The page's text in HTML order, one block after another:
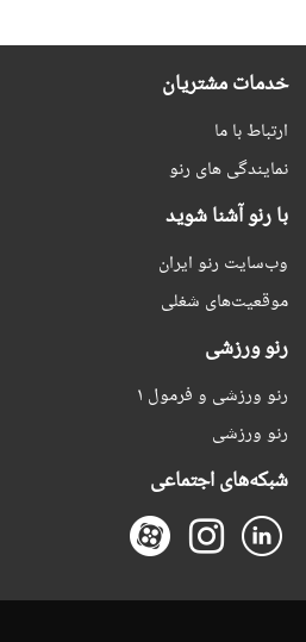
خدمات مشتریان
ارتباط با ما
نمایندگی های رنو
با رنو آشنا شوید
وب‌سایت رنو ایران
موقعیت‌های شغلی
رنو ورزشی
رنو ورزشی و فرمول ۱
رنو ورزشی
شبکه‌های اجتماعی